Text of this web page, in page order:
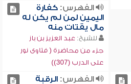
الفهرس:كفارة
اليمين لمن لم يكن له
مال يقتات منه
للشيخ: عبد العزيز بن باز
جزء من محاضرة ( فتاوى نور
على الدرب (307))
الفهرس:الرقبة